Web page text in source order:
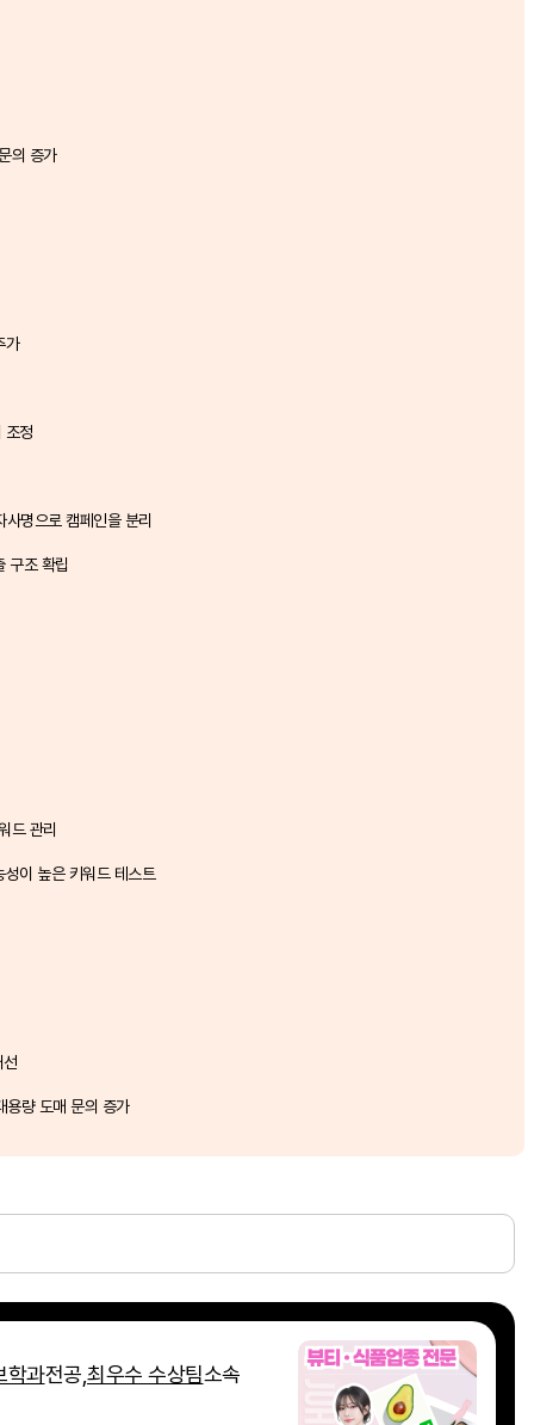
의 증가
가
조정
명으로 캠페인을 분리
구조 확립
드 관리
성이 높은 키워드 테스트
용량 도매 문의 증가
학과전공, 최우수 수상팀소속